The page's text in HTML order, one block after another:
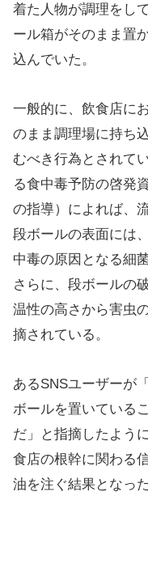
着た人物が調理をし
ール箱がそのまま置
込んでいた。
一般的に、飲食店に
のまま調理場に持ち
むべき行為とされて
る食中毒予防の啓発
の指導）によれば、
段ボールの表面には
中毒の原因となる細
さらに、段ボールの
温性の高さから害虫
摘されている。
あるSNSユーザーが
ボールを置いている
だ」と指摘したよう
食店の根幹に関わる
油を注ぐ結果となった